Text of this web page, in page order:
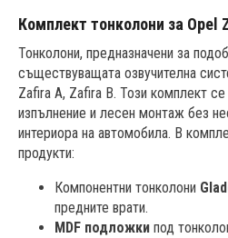
Комплект тонколони за Opel
Тонколони, предназначени за
съществуващата озвучителна
Zafira A, Zafira B. Този комплект се
изпълнение и лесен монтаж без
интериора на автомобила. В
продукти:
Компонентни тонколони
предните врати.
MDF подложки под